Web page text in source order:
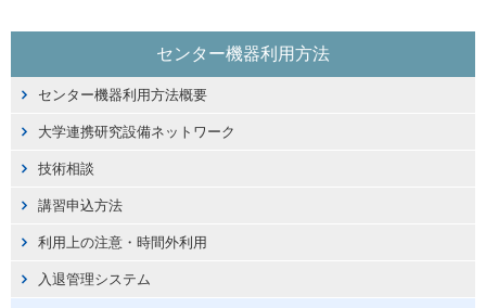
センター機器利用方法
センター機器利用方法概要
大学連携研究設備ネットワーク
技術相談
講習申込方法
利用上の注意・時間外利用
入退管理システム